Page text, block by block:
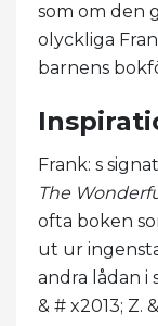
som om den
olyckliga
barnens
Frank: s
The
ofta boken
ut ur
andra lådan i
& # x2013; Z.